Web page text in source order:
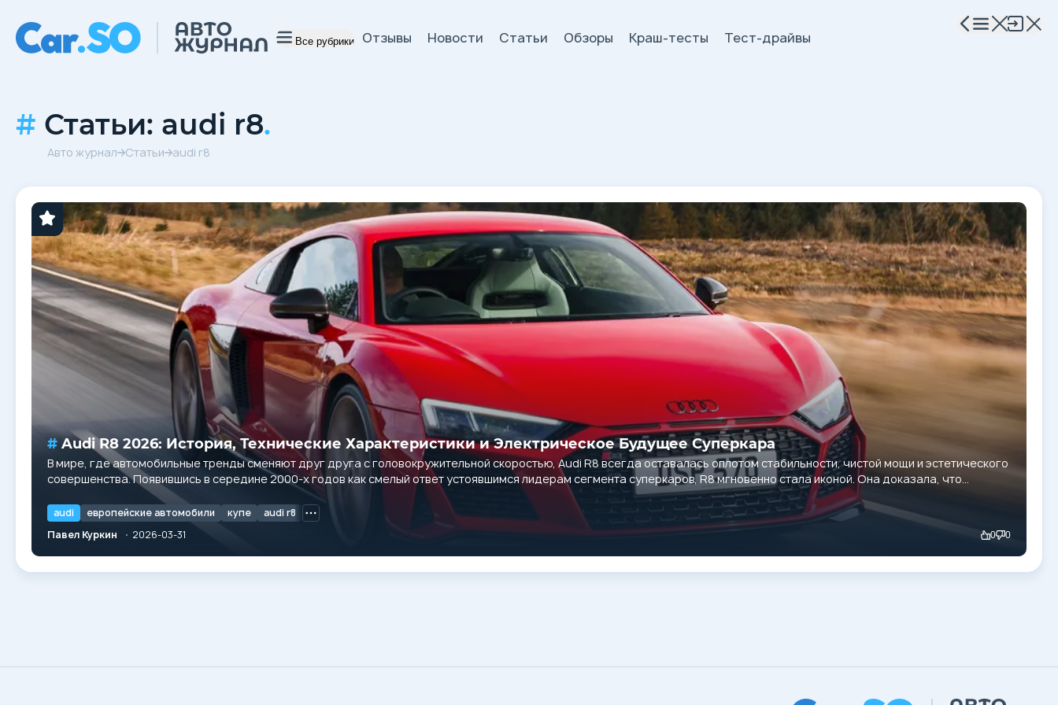
Все рубрики Отзывы Новости Статьи Обзоры Краш-тесты Тест-драйвы
Статьи: audi r8.
Авто журнал Статьи audi r8
Audi R8 2026: История, Технические Характеристики и Электрическое Будущее Суперкара
В мире, где автомобильные тренды сменяют друг друга с головокружительной скоростью, Audi R8 всегда оставалась оплотом стабильности, чистой мощи и эстетического
совершенства. Появившись в середине 2000-х годов как смелый ответ устоявшимся лидерам сегмента суперкаров, R8 мгновенно стала иконой. Она доказала, что
экстремальная динамика может...
audi европейские автомобили купе
audi r8
Павел Куркин
2026-03-31 0 0